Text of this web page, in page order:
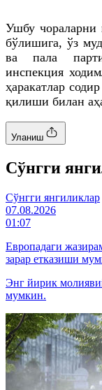
Ушбу чораларни
бўлишига, ўз
ва пала
инспекция
ҳаракатлар
қилиши билан
Уланиш
Cўнгги
Cўнгги янгиликлар
07.08.2026
01:07
Европадаги
зарар етказиши
Энг йирик
мумкин.